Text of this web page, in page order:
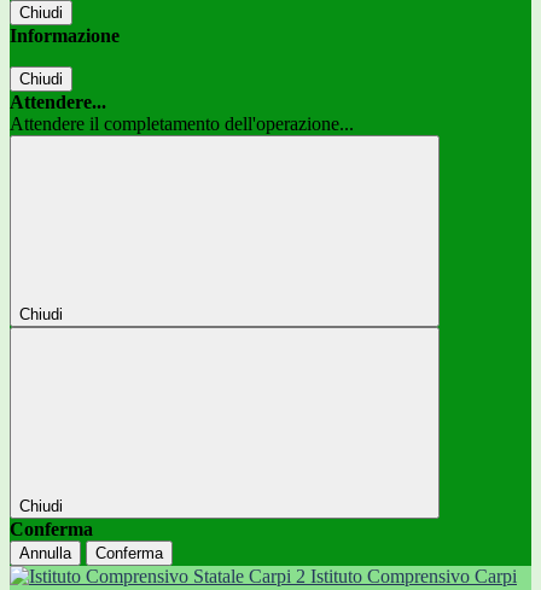
Chiudi
Informazione
Chiudi
Attendere...
Attendere il completamento dell'operazione...
Chiudi
Chiudi
Conferma
Annulla Conferma
Istituto Comprensivo Carpi